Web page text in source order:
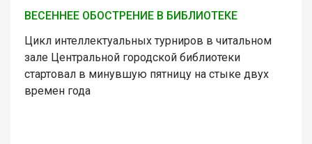
ВЕСЕННЕЕ ОБОСТРЕНИЕ В БИБЛИОТЕКЕ
Цикл интеллектуальных турниров в читальном
зале Центральной городской библиотеки
стартовал в минувшую пятницу на стыке двух
времен года